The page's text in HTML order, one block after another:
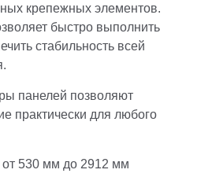
крепежных элементов.
быстро выполнить
стабильность всей
панелей позволяют
практически для любого
от 530 мм до 2912 мм